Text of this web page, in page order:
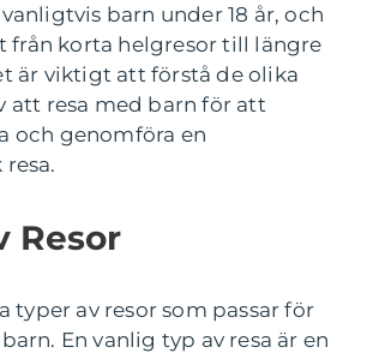
barn under 18 år, och
från korta helgresor till längre
är viktigt att förstå de olika
att resa med barn för att
och genomföra en
Resor
typer av resor som passar för
En vanlig typ av resa är en